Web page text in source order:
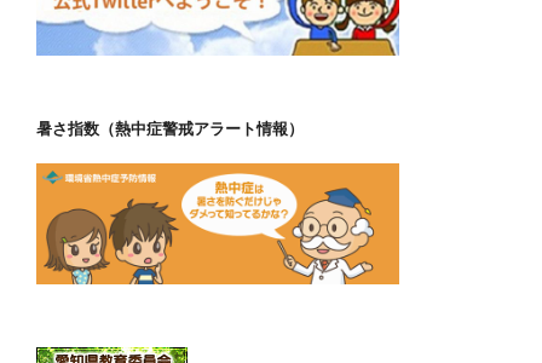
暑さ指数（熱中症警戒アラート情報）